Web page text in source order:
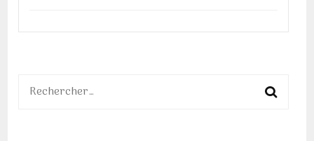
Rechercher :